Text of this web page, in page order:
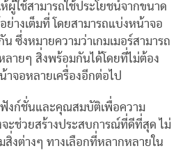
ผู้ใช้สามารถใช้ประโยชน์จากขนาด
างเต็มที่ โดยสามารถแบ่งหน้าจอ
ซึ่งหมายความว่าเกมเมอร์สามารถ
ลายๆ สิ่งพร้อมกันได้โดยที่ไม่ต้อง
จอหลายเครื่องอีกต่อไป
ฟังก์ชั่นและคุณสมบัติเพื่อความ
ะช่วยสร้างประสบการณ์ที่ดีที่สุด ไม่
สิ่งต่างๆ ทางเลือกที่หลากหลายใน